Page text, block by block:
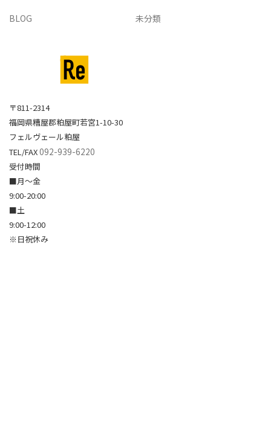
BLOG 未分類
〒811-2314
福岡県糟屋郡粕屋町若宮1-10-30
フェルヴェール粕屋
TEL/FAX092-939-6220
受付時間
■月～金
9:00-20:00
■土
9:00-12:00
※日祝休み